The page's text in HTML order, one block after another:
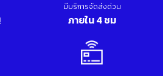
มีบริการจัดส่งด่วน
ภายใน 4 ชม